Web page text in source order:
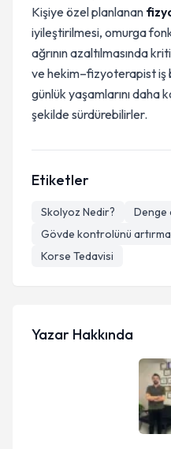
Kişiye özel planlanan
iyileştirilmesi, omurga
ağrının azaltılmasında
ve hekim–fizyoterapist iş
günlük yaşamlarını daha
şekilde sürdürebilirler.
Etiketler
Skolyoz Nedir?
Denge
Gövde kontrolünü
Korse Tedavisi
Yazar Hakkında